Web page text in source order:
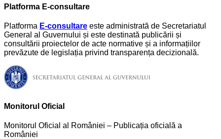
Platforma E-consultare
Platforma E-consultare este administrată de Secretariatul
General al Guvernului și este destinată publicării și
consultării proiectelor de acte normative și a informațiilor
prevăzute de legislația privind transparența decizională.
Monitorul Oficial
Monitorul Oficial al României – Publicația oficială a
României